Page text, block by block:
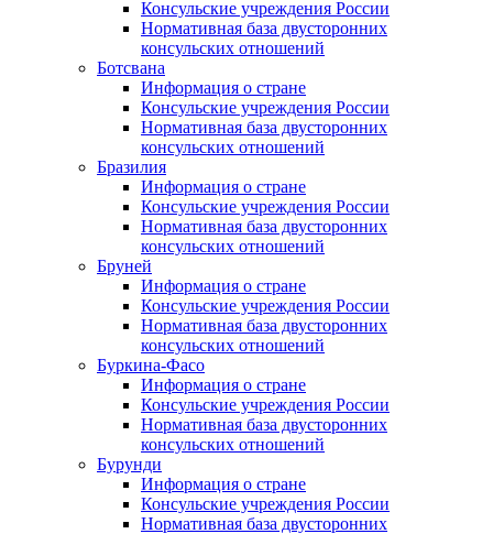
Консульские учреждения России
Нормативная база двусторонних
консульских отношений
Ботсвана
Информация о стране
Консульские учреждения России
Нормативная база двусторонних
консульских отношений
Бразилия
Информация о стране
Консульские учреждения России
Нормативная база двусторонних
консульских отношений
Бруней
Информация о стране
Консульские учреждения России
Нормативная база двусторонних
консульских отношений
Буркина-Фасо
Информация о стране
Консульские учреждения России
Нормативная база двусторонних
консульских отношений
Бурунди
Информация о стране
Консульские учреждения России
Нормативная база двусторонних